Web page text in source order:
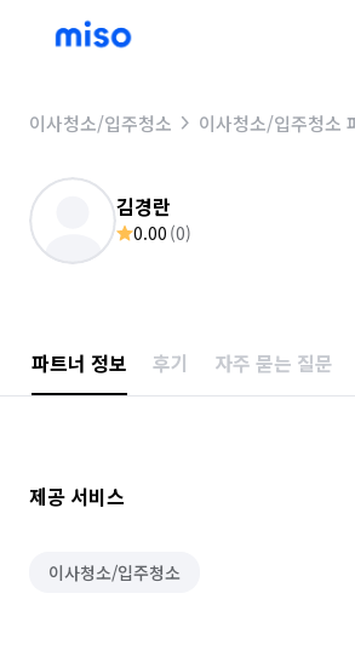
이사청소/입주청소 이사청소/입주청소
김경란
0.00 (0)
파트너 정보 후기 자주 묻는 질문
제공 서비스
이사청소/입주청소